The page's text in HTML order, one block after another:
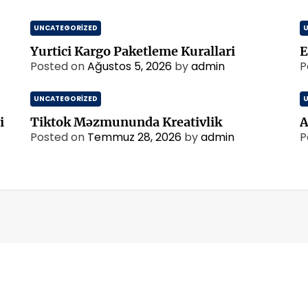
UNCATEGORIZED
Yurtici Kargo Paketleme Kurallari
Posted onAğustos 5, 2026 byadmin
UNCATEGORIZED
Tiktok Məzmununda Kreativlik
Posted on Temmuz 28, 2026 byadmin